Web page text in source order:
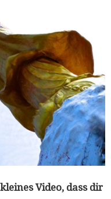
Video, dass dir